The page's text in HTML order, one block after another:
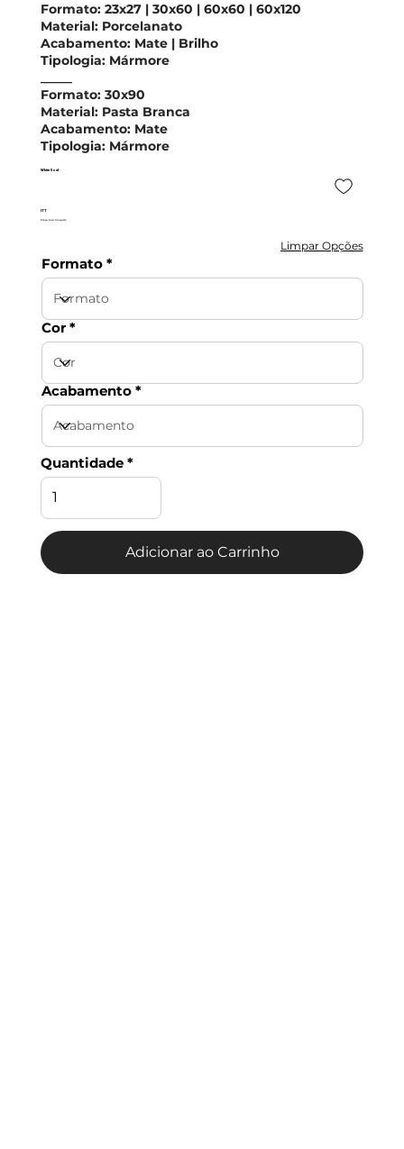
White Soul
Preço Sob Consulta
Limpar Opções
Formato
Cor
Acabamento
Quantidade
Adicionar ao Carrinho
Formato:23x27 | 30x60 | 60x60 | 60x120
Material:Porcelanato
Acabamento:Mate | Brilho
Tipologia:Mármore
Formato:30x90
Material:Pasta Branca
Acabamento:Mate
Tipologia:Mármore